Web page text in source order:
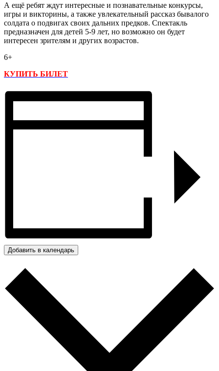
А ещё ребят ждут интересные и познавательные конкурсы,
игры и викторины, а также увлекательный рассказ бывалого
солдата о подвигах своих дальних предков. Спектакль
предназначен для детей 5-9 лет, но возможно он будет
интересен зрителям и других возрастов.
6+
КУПИТЬ БИЛЕТ
Добавить в календарь